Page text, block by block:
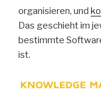
organisieren, und
Das geschieht im
bestimmte
ist.